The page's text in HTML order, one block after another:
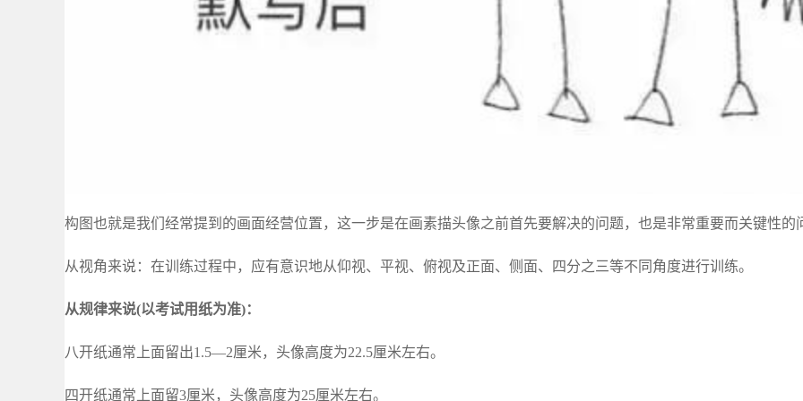
构图也就是我们经常提到的画面经营位置，这一步是在画素描头像之前首先要解决的问题，也是非常重要而关键性的
从视角来说：在训练过程中，应有意识地从仰视、平视、俯视及正面、侧面、四分之三等不同角度进行训练。
从规律来说(以考试用纸为准)：
八开纸通常上面留出1.5—2厘米，头像高度为22.5厘米左右。
四开纸通常上面留3厘米，头像高度为25厘米左右。